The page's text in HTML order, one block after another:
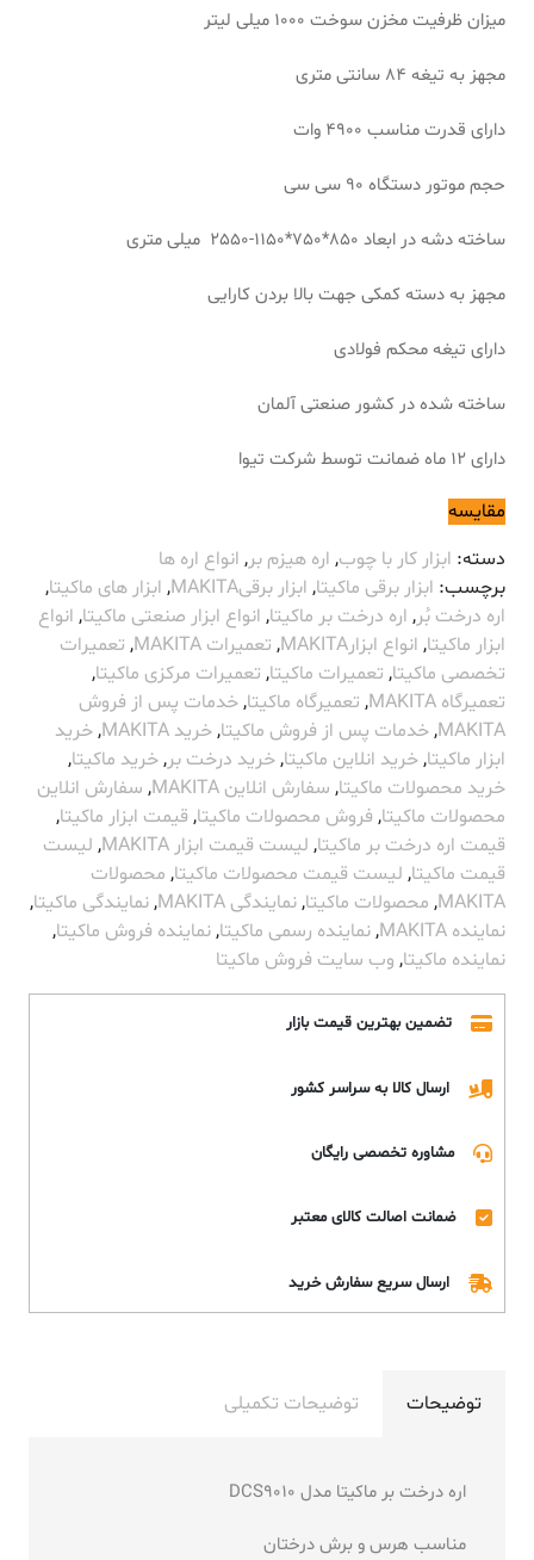
میزان ظرفیت مخزن سوخت 1000 میلی لیتر
مجهز به تیغه 84 سانتی متری
دارای قدرت مناسب 4900 وات
حجم موتور دستگاه 90 سی سی
ساخته دشه در ابعاد 850*750*1150-2550 میلی متری
مجهز به دسته کمکی جهت بالا بردن کارایی
دارای تیغه محکم فولادی
ساخته شده در کشور صنعتی آلمان
دارای 12 ماه ضمانت توسط شرکت تیوا
مقایسه
دسته: ابزار کار با چوب, اره هیزم بر, انواع اره ها
برچسب: ابزار برقی ماکیتا, ابزار برقیMAKITA , ابزار های ماکیتا,
اره درخت بُر, اره درخت بر ماکیتا, انواع ابزار صنعتی ماکیتا, انواع
ابزار ماکیتا, انواع ابزارMAKITA , تعمیرات MAKITA , تعمیرات
تخصصی ماکیتا, تعمیرات ماکیتا, تعمیرات مرکزی ماکیتا,
تعمیرگاه MAKITA
, تعمیرگاه ماکیتا,خدمات پس از فروش
MAKITA
,خدمات پس از فروش ماکیتا,خرید MAKITA ,خرید
ابزار ماکیتا,خرید انلاین ماکیتا,خرید درخت بر,خرید ماکیتا,
خرید محصولات ماکیتا, سفارش انلاین MAKITA , سفارش انلاین
محصولات ماکیتا, فروش محصولات ماکیتا, قیمت ابزار ماکیتا,
قیمت اره درخت بر ماکیتا, لیست قیمت ابزار MAKITA , لیست
قیمت ماکیتا, لیست قیمت محصولات ماکیتا, محصولات
MAKITA
, محصولات ماکیتا,نمایندگی MAKITA ,نمایندگی ماکیتا,
نماینده MAKITA
,نماینده رسمی ماکیتا,نماینده فروش ماکیتا,
نماینده ماکیتا, وب سایت فروش ماکیتا
تضمین بهترین قیمت بازار
ارسال کالا به سراسر کشور
مشاوره تخصصی رایگان
ضمانت اصالت کالای معتبر
ارسال سریع سفارش خرید
توضیحات توضیحات تکمیلی
اره درخت بر ماکیتا مدل DCS9010
مناسب هرس و برش درختان